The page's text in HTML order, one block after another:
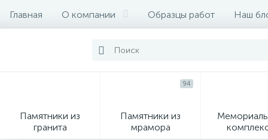
Главная О компании Образцы работ Наш
Памятники из
гранита
Памятники из
мрамора
94